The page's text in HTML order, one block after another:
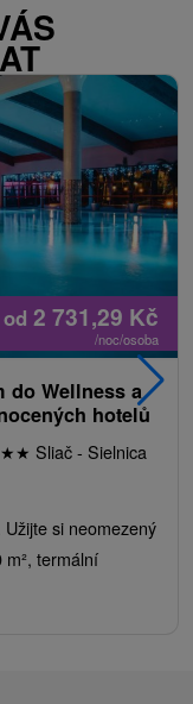
od 2 731,29 Kč
/noc/osoba
do Wellness a
hotelů
★★ Sliač - Sielnica
si neomezený
termální